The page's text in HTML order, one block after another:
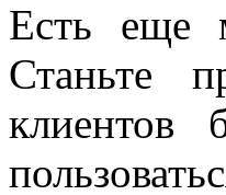
Есть еще
Станьте
клиентов